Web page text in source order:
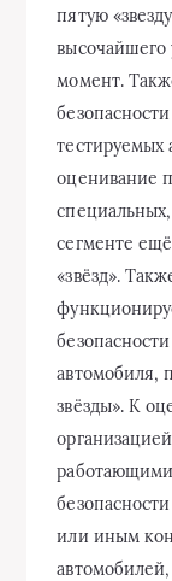
пятую
высочайшего
момент.
тестируемых
оценивание
сегменте
«звёзд».
автомобиля,
звёзды». К
или иным